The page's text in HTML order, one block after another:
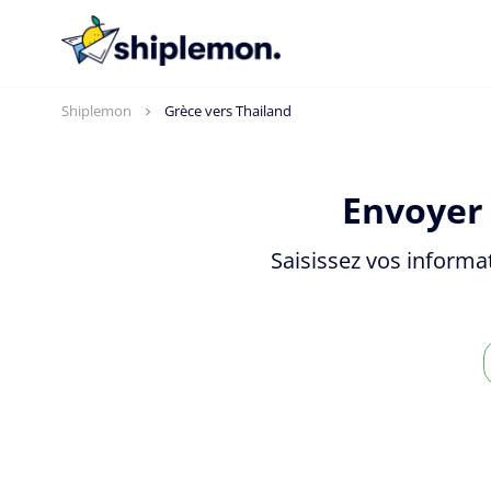
Shiplemon Grèce vers Thailand
Saisissez vos